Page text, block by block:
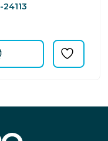
24113